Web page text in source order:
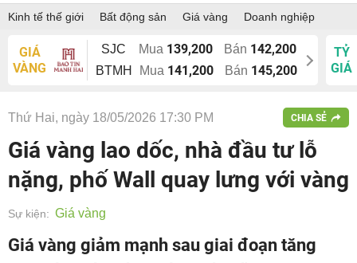
Kinh tế thế giới Bất động sản Giá vàng Doanh nghiệp
GIÁ
VÀNG
SJC Mua 139,200 Bán 142,200
BTMH Mua 141,200 Bán 145,200
TỶ
GIÁ
Thứ Hai, ngày 18/05/2026 17:30 PM CHIA SẺ
Giá vàng lao dốc, nhà đầu tư lỗ
nặng, phố Wall quay lưng với vàng
Sự kiện: Giá vàng
Giá vàng giảm mạnh sau giai đoạn tăng